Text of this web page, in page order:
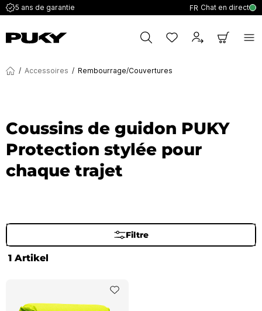
5 ans de garantie FR Chat en direct
/ Accessoires / Rembourrage/Couvertures
Coussins de guidon PUKY
Protection stylée pour
chaque trajet
Filtre
1 Artikel